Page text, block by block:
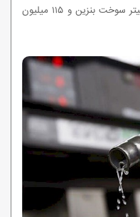
تولید می‌شود یعنی بیش از ۱۰۷ میلیون لیتر سوخت بنزین و ۱۱۵ میلیون